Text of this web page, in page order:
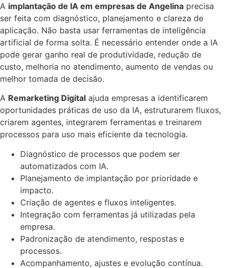
A implantação de IA em empresas de Angelina precisa
ser feita com diagnóstico, planejamento e clareza de
aplicação. Não basta usar ferramentas de inteligência
artificial de forma solta. É necessário entender onde a IA
pode gerar ganho real de produtividade, redução de
custo, melhoria no atendimento, aumento de vendas ou
melhor tomada de decisão.
A Remarketing Digital ajuda empresas a identificarem
oportunidades práticas de uso da IA, estruturarem fluxos,
criarem agentes, integrarem ferramentas e treinarem
processos para uso mais eficiente da tecnologia.
Diagnóstico de processos que podem ser
automatizados com IA.
Planejamento de implantação por prioridade e
impacto.
Criação de agentes e fluxos inteligentes.
Integração com ferramentas já utilizadas pela
empresa.
Padronização de atendimento, respostas e
processos.
Acompanhamento, ajustes e evolução contínua.